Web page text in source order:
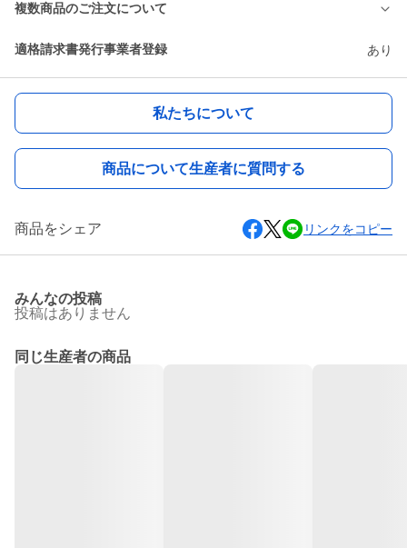
複数商品のご注文について
適格請求書発行事業者登録 あり
私たちについて
商品について生産者に質問する
商品をシェア リンクをコピー
みんなの投稿
投稿はありません
同じ生産者の商品